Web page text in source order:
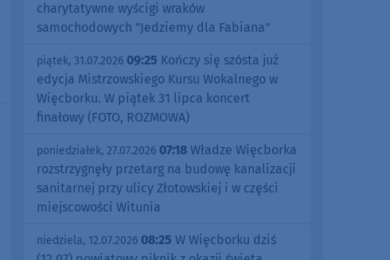
charytatywne wyścigi wraków
samochodowych "Jedziemy dla Fabiana"
piątek, 31.07.2026 09:25 Kończy się szósta już
edycja Mistrzowskiego Kursu Wokalnego w
Więcborku. W piątek 31 lipca koncert
finałowy (FOTO, ROZMOWA)
poniedziałek, 27.07.2026 07:18 Władze Więcborka
rozstrzygnęły przetarg na budowę kanalizacji
sanitarnej przy ulicy Złotowskiej i w części
miejscowości Witunia
niedziela, 12.07.2026 08:25 W Więcborku dziś